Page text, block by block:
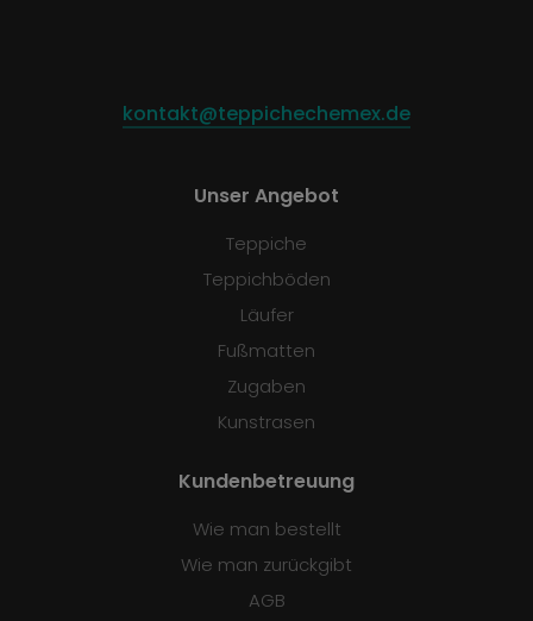
kontakt@teppichechemex.de
Unser Angebot
Teppiche
Teppichböden
Läufer
Fußmatten
Zugaben
Kunstrasen
Kundenbetreuung
Wie man bestellt
Wie man zurückgibt
AGB